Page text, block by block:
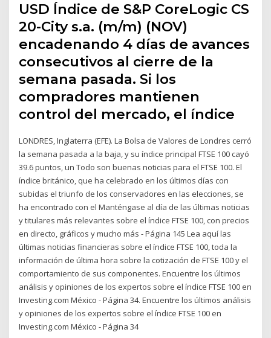
USD Índice de S&P CoreLogic CS
20-City s.a. (m/m) (NOV)
encadenando 4 días de avances
consecutivos al cierre de la
semana pasada. Si los
compradores mantienen
control del mercado, el índice
LONDRES, Inglaterra (EFE). La Bolsa de Valores de Londres cerró
la semana pasada a la baja, y su índice principal FTSE 100 cayó
39.6 puntos, un Todo son buenas noticias para el FTSE 100. El
índice británico, que ha celebrado en los últimos días con
subidas el triunfo de los conservadores en las elecciones, se
ha encontrado con el Manténgase al día de las últimas noticias
y titulares más relevantes sobre el índice FTSE 100, con precios
en directo, gráficos y mucho más - Página 145 Lea aquí las
últimas noticias financieras sobre el índice FTSE 100, toda la
información de última hora sobre la cotización de FTSE 100 y el
comportamiento de sus componentes. Encuentre los últimos
análisis y opiniones de los expertos sobre el índice FTSE 100 en
Investing.com México - Página 34. Encuentre los últimos análisis
y opiniones de los expertos sobre el índice FTSE 100 en
Investing.com México - Página 34